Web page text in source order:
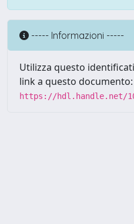
----- Informazioni -----
Utilizza questo
link a questo documento:
https://hdl.handle.net/